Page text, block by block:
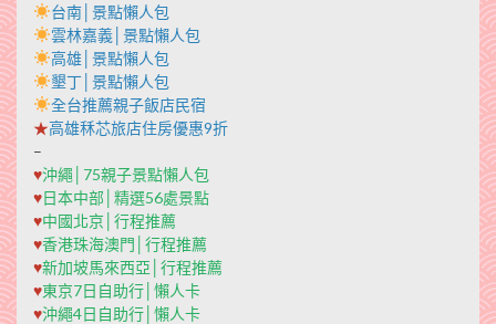
台南│景點懶人包
雲林嘉義│景點懶人包
高雄│景點懶人包
墾丁│景點懶人包
全台推薦親子飯店民宿
★高雄秝芯旅店住房優惠9折
–
♥沖繩│75親子景點懶人包
♥日本中部│精選56處景點
♥中國北京│行程推薦
♥香港珠海澳門│行程推薦
♥新加坡馬來西亞│行程推薦
♥東京7日自助行│懶人卡
♥沖繩4日自助行│懶人卡